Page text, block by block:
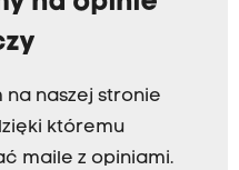
na naszej stronie
któremu
maile z opiniami.